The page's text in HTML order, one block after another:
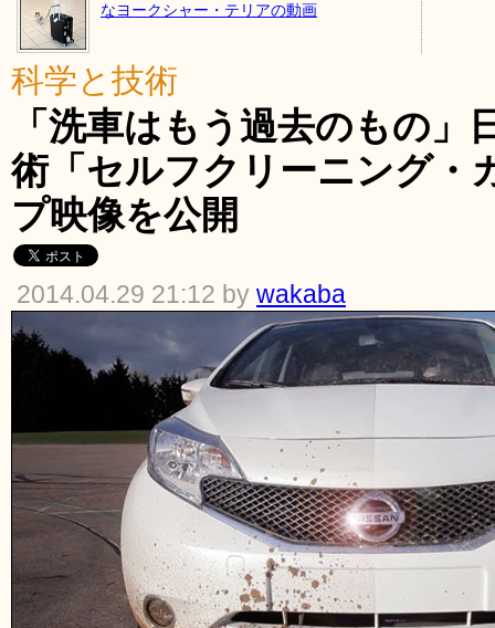
なヨークシャー・テリアの動画
科学と技術
「洗車はもう過去のもの」
術「セルフクリーニング・
プ映像を公開
2014.04.29 21:12 by wakaba